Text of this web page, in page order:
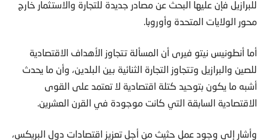
للبرازيل فإن عليها البحث عن مصادر جديدة للتجارة والاستثمار خارج
محور الولايات المتحدة وأوروبا.
أما أنطونيس نيتو فيرى أن المسألة تتجاوز الأهداف الاقتصادية
للصين والبرازيل وتتجاوز التجارة الثنائية بين البلدين، وأن ما يحدث
أشبه ما يكون بتوحيد كتلة اقتصادية لا تعتمد على القوى
الاقتصادية السابقة التي كانت موجودة في القرن العشرين.
وأشار إلى وجود عمل حثيث من أجل تعزيز اقتصادات دول البريكس،